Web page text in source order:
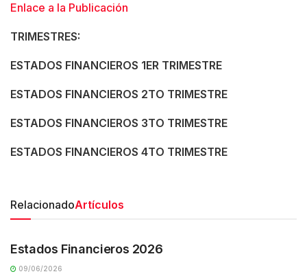
Enlace a la Publicación
TRIMESTRES:
ESTADOS FINANCIEROS 1ER TRIMESTRE
ESTADOS FINANCIEROS 2TO TRIMESTRE
ESTADOS FINANCIEROS 3TO TRIMESTRE
ESTADOS FINANCIEROS 4TO TRIMESTRE
RelacionadoArtículos
TRANSPARENCIA
Estados Financieros 2026
09/06/2026